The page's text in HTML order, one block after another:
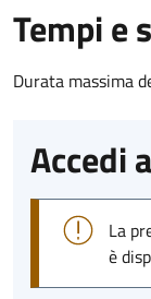
Tempi e
Durata massima
Accedi
La
è